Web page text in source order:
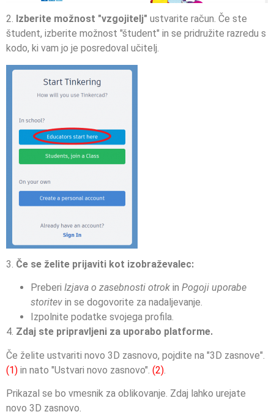
2. Izberite možnost "vzgojitelj" ustvarite račun. Če ste
študent, izberite možnost "študent" in se pridružite razredu s
kodo, ki vam jo je posredoval učitelj.
3. Če se želite prijaviti kot izobraževalec:
Preberi Izjava o zasebnosti otrok in Pogoji uporabe
storitev in se dogovorite za nadaljevanje.
Izpolnite podatke svojega profila.
4. Zdaj ste pripravljeni za uporabo platforme.
Če želite ustvariti novo 3D zasnovo, pojdite na "3D zasnove".
(1) in nato "Ustvari novo zasnovo". (2).
Prikazal se bo vmesnik za oblikovanje. Zdaj lahko urejate
novo 3D zasnovo.